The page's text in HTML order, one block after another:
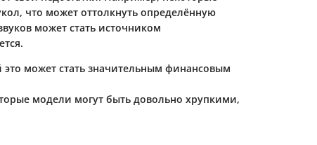
что может оттолкнуть определённую
может стать источником
может стать значительным финансовым
модели могут быть довольно хрупкими,